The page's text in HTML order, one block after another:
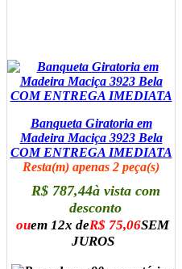
Banqueta Giratoria em
Madeira Maciça 3923 Bela
COM ENTREGA IMEDIATA
Resta(m) apenas 2 peça(s)
R$ 787,44à vista com
desconto
ouem 12x deR$ 75,06SEM
JUROS